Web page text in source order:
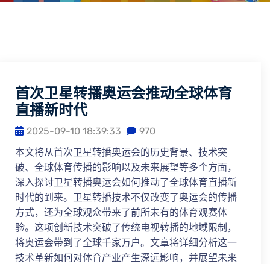
首次卫星转播奥运会推动全球体育
直播新时代
2025-09-10 18:39:33
970
本文将从首次卫星转播奥运会的历史背景、技术突
破、全球体育传播的影响以及未来展望等多个方面，
深入探讨卫星转播奥运会如何推动了全球体育直播新
时代的到来。卫星转播技术不仅改变了奥运会的传播
方式，还为全球观众带来了前所未有的体育观赛体
验。这项创新技术突破了传统电视转播的地域限制，
将奥运会带到了全球千家万户。文章将详细分析这一
技术革新如何对体育产业产生深远影响，并展望未来